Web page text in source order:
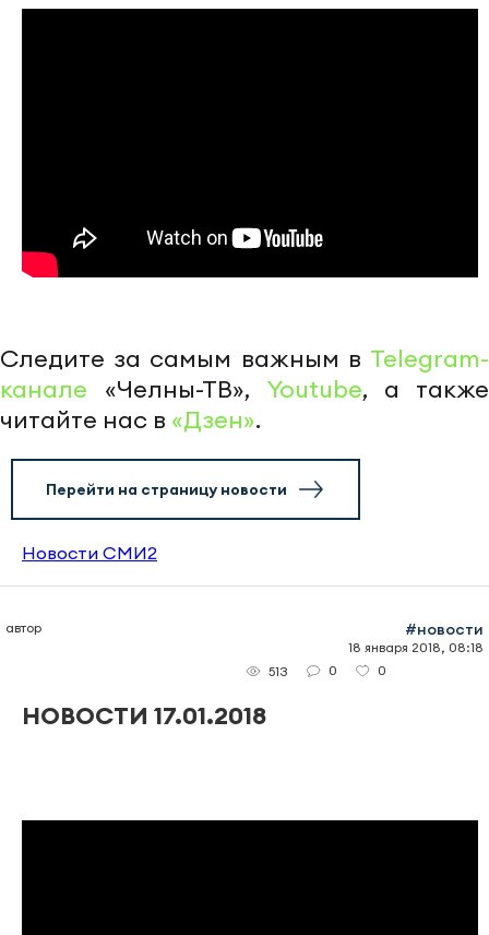
Следите за самым важным в Telegram-
канале «Челны-ТВ», Youtube, а также
читайте нас в «Дзен».
Перейти на страницу новости
Новости СМИ2
автор #новости
18 января 2018, 08:18
513
0 0
НОВОСТИ 17.01.2018